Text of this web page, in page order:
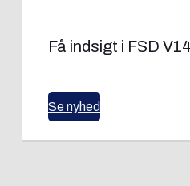
Få indsigt i FSD
Se nyhed